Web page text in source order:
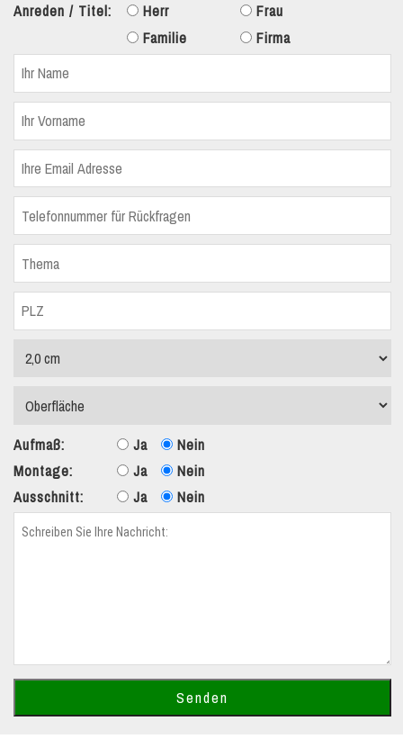
Anreden / Titel: Herr
Frau
Familie
Firma
Aufmaß: Ja
Nein
Montage:
Ja
Nein
Ausschnitt:
Ja Nein